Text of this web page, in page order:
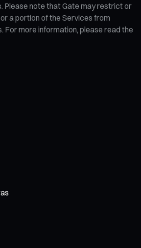
Please note that Gate may restrict or
a portion of the Services from
For more information, please read the